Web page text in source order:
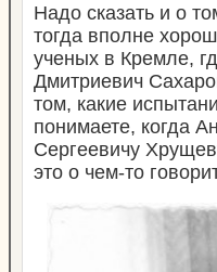
Надо сказать и о
тогда вполне
ученых в Кремле,
Дмитриевич
том, какие
понимаете, когда
Сергеевичу
это о чем-то